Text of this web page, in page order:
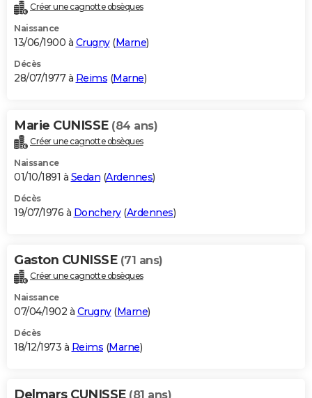
Créer une cagnotte obsèques
Naissance
13/06/1900 à Crugny(Marne)
Décès
28/07/1977 à Reims (Marne)
Marie CUNISSE (84 ans)
Créer une cagnotte obsèques
Naissance
01/10/1891 à Sedan (Ardennes)
Décès
19/07/1976 à Donchery(Ardennes)
Gaston CUNISSE (71 ans)
Créer une cagnotte obsèques
Naissance
07/04/1902 à Crugny(Marne)
Décès
18/12/1973 à Reims (Marne)
Delmars CUNISSE (81 ans)